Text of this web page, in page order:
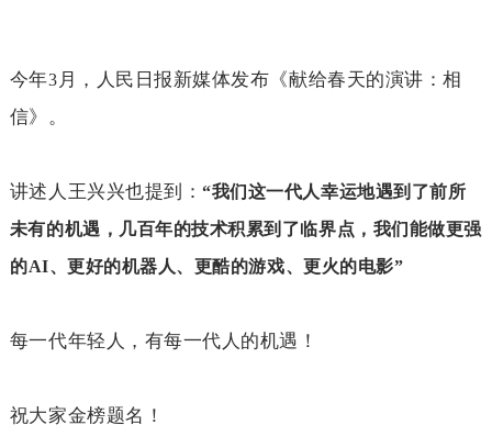
今年3 月，人民日报新媒体发布《献给春天的演讲：相
信》。
讲述人王兴兴也提到：“我们这一代人幸运地遇到了前所
未有的机遇，几百年的技术积累到了临界点，我们能做更强
的AI、更好的机器人、更酷的游戏、更火的电影”
每一代年轻人，有每一代人的机遇！
祝大家金榜题名！